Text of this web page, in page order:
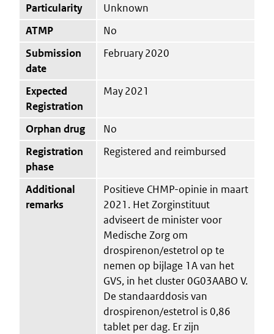
Particularity
Unknown
ATMP
No
Submission
date
February 2020
Expected
Registration
May 2021
Orphan drug
No
Registration
phase
Registered and reimbursed
Additional
remarks
Positieve CHMP-opinie in maart
2021. Het Zorginstituut
adviseert de minister voor
Medische Zorg om
drospirenon/estetrol op te
nemen op bijlage 1A van het
GVS, in het cluster 0G03AABO V.
De standaarddosis van
drospirenon/estetrol is 0,86
tablet per dag. Er zijn